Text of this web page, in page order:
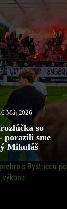
Máj 2026
so
porazili sme
Mikuláš